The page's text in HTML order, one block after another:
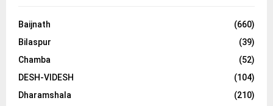
Baijnath
(660)
Bilaspur
(39)
Chamba
(52)
DESH-VIDESH
(104)
Dharamshala
(210)